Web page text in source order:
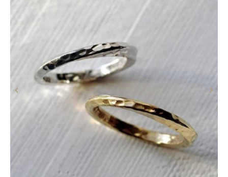
CraMについて
ジャーナル
オンライン